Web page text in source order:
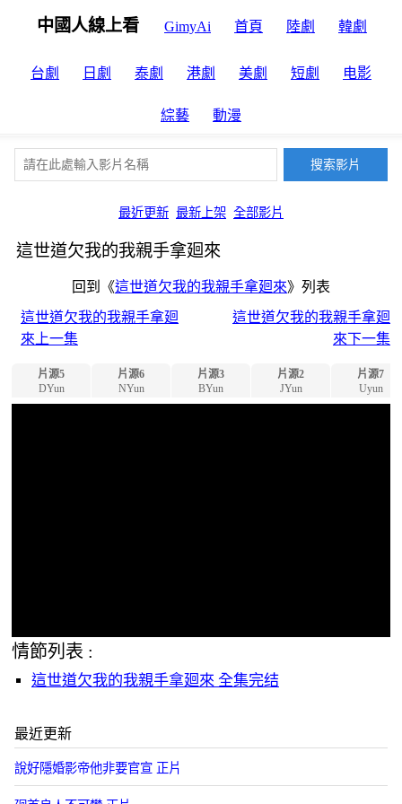
中國人線上看 GimyAi 首頁 陸劇 韓劇
台劇 日劇 泰劇 港劇 美劇 短劇 电影
綜藝 動漫
最近更新 最新上架 全部影片
這世道欠我的我親手拿廻來
回到《這世道欠我的我親手拿廻來》列表
這世道欠我的我親手拿廻
來上一集
這世道欠我的我親手拿廻
來下一集
片源5
DYun
片源6
NYun
片源3
BYun
片源2
JYun
片源7
Uyun
情節列表 :
這世道欠我的我親手拿廻來 全集完结
最近更新
說好隱婚影帝他非要官宣 正片